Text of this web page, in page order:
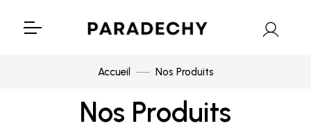
Accueil Nos Produits
Nos Produits